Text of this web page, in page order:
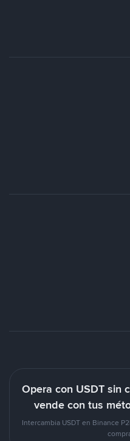
Opera con USDT sin
vende con tus
Intercambia USDT en Binance